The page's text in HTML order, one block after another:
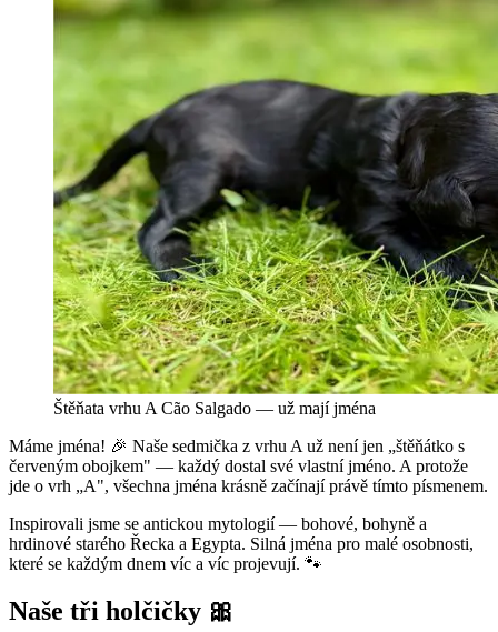
Štěňata vrhu A Cão Salgado — už mají jména
Máme jména! 🎉 Naše sedmička z vrhu A už není jen „štěňátko s
červeným obojkem" — každý dostal své vlastní jméno. A protože
jde o vrh „A", všechna jména krásně začínají právě tímto písmenem.
Inspirovali jsme se antickou mytologií — bohové, bohyně a
hrdinové starého Řecka a Egypta. Silná jména pro malé osobnosti,
které se každým dnem víc a víc projevují. 🐾
Naše tři holčičky 🎀